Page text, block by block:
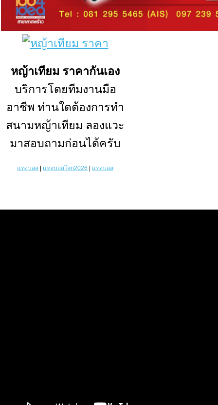
หญ้าเทียม ราคากันเอง
บริการโดยทีมงานมือ
อาชีพ ท่านใดต้องการทำ
สนามหญ้าเทียม ลองแวะ
มาสอบถามก่อนได้ครับ
แทงบอล แทงบอลโลก2026 แทงบอล